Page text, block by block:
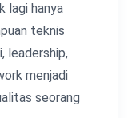
lagi hanya
teknis
leadership,
menjadi
seorang